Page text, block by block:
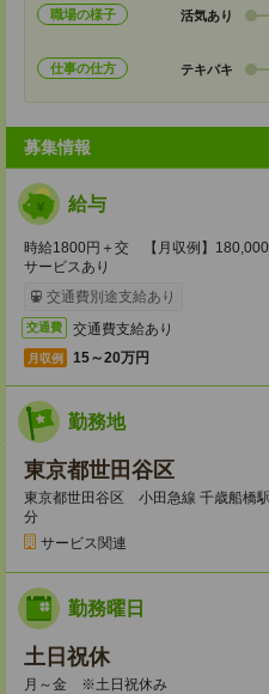
職場の様子 活気あり
仕事の仕方 テキパキ
募集情報
給与
時給1800円＋交 【月収例】
サービスあり
交通費別途支給あり
交通費 交通費支給あり
月収例 15～20万円
勤務地
東京都世田谷区
東京都世田谷区 小田急線 千歳船橋
分
サービス関連
勤務曜日
土日祝休
月～金 ※土日祝休み